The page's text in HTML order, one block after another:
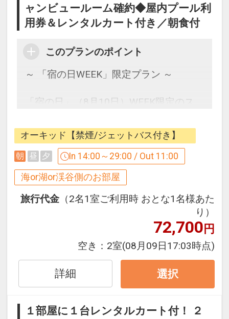
ャンビュールーム確約◆屋内プール利
用券＆レンタルカート付き／朝食付
このプランのポイント
～ 「宿の日WEEK」限定プラン ～
「宿の日」（8月10日）WEEK限定のス
客室は波音を間近に感じる、オーシャン
ビューで人気の2タイプ「オーキッド」
と「アゼリアスイート」よりお選びいた
だけます。
※ご予約時にどちらかのお部屋タイプを
指定してご予約ください。
◆オーシャンビュールームで人気の【オ
ーキッド】◆
オーシャンビューのバルコニーにあり、
壮大な景色を眺めながら入れるジェット
ください。
オーキッド【禁煙/ジェットバス付き】
朝 昼 夕 In 14:00～29:00 / Out 11:00
海or湖or渓谷側のお部屋
旅行代金 （2名1室ご利用時 おとな1名様あた
り）
72,700円
空き： 2室(08月09日17:03時点)
詳細 選択
１部屋に１台レンタルカート付！ ２